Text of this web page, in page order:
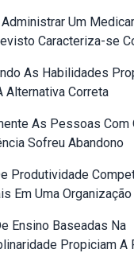
Um
Caracteriza-se
As Habilidades
Alternativa Correta
As Pessoas Com
Sofreu Abandono
Produtividade
Em Uma Organização
Ensino Baseadas Na
Propiciam A